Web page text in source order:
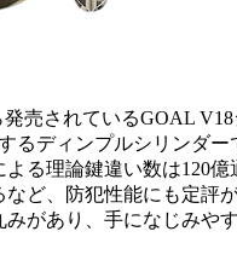
売されているGOAL
るディンプルシリンダー
よる理論鍵違い数は120億
など、防犯性能にも定評
みがあり、手になじみや